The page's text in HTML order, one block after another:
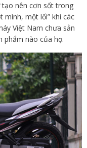
nên cơn sốt trong
mình, một lối” khi các
Việt Nam chưa sản
phẩm nào của họ.